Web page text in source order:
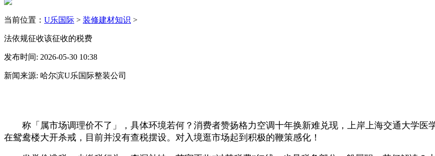
当前位置： U乐国际 > 装修建材知识 >
法依规征收该征收的税费
发布时间: 2026-05-30 10:38
新闻来源: 哈尔滨U乐国际整装公司
称「属市场调理价不了」，具体环境若何？消费者赞扬格力空调十年换新难兑现，上岸上海交通大学医
在鸳鸯楼大开杀戒，目前并没有查税摆设。对入境逛市场起到积极的鞭策感化！